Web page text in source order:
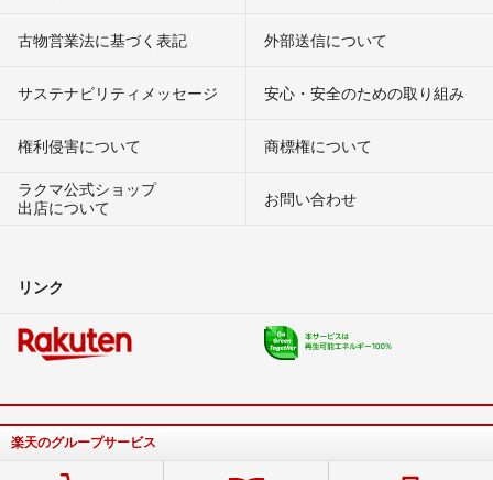
古物営業法に基づく表記 外部送信について
サステナビリティメッセージ 安心・安全のための取り組み
権利侵害について
商標権について
ラクマ公式ショップ
出店について
お問い合わせ
リンク
楽天のグループサービス